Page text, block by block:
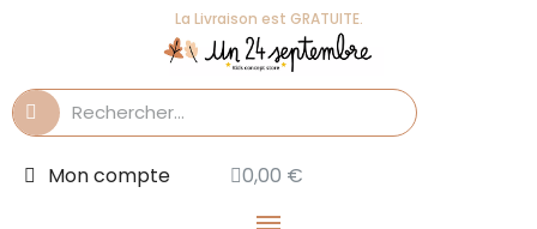
La Livraison est GRATUITE.
Mon compte 0,00 €